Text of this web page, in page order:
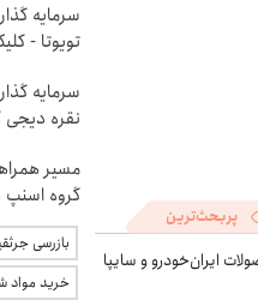
پربحث‌ترین
ایران‌خودرو و سایپا
سرمایه
تویوتا -
سرمایه
نقره دیجی
مسیر
گروه اسنپ در
بازرسی
خرید مواد